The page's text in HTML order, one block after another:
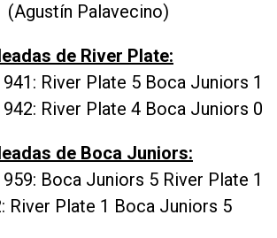
(Agustín Palavecino)
de River Plate:
River Plate 5 Boca Juniors 1
River Plate 4 Boca Juniors 0
de Boca Juniors:
Boca Juniors 5 River Plate 1
River Plate 1 Boca Juniors 5